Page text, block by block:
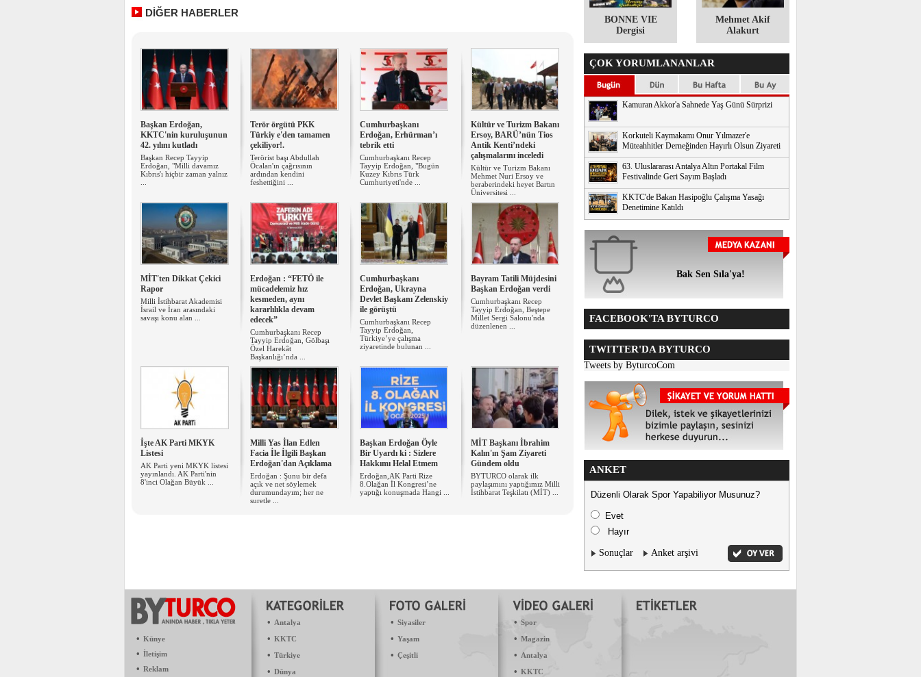
DİĞER HABERLER
Başkan Erdoğan,
KKTC'nin kuruluşunun
42. yılını kutladı
Başkan Recep Tayyip
Erdoğan, "Milli davamız
Kıbrıs'ı hiçbir zaman yalnız
Terör örgütü PKK
Türkiy e'den tamamen
çekiliyor!.
Terörist başı Abdullah
Öcalan'ın çağrısının
ardından kendini
feshettiğini ...
Cumhurbaşkanı
Erdoğan, Erhürman’ı
tebrik etti
Cumhurbaşkanı Recep
Tayyip Erdoğan, "Bugün
Kuzey Kıbrıs Türk
Cumhuriyeti'nde ...
Kültür ve Turizm Bakanı
Ersoy, BARÜ’nün Tios
Antik Kenti’ndeki
çalışmalarını inceledi
Kültür ve Turizm Bakanı
Mehmet Nuri Ersoy ve
beraberindeki heyet Bartın
Üniversitesi ...
MİT'ten Dikkat Çekici
Rapor
Milli İstihbarat Akademisi
İsrail ve İran arasındaki
savaşı konu alan ...
Erdoğan : “FETÖ ile
mücadelemiz hız
kesmeden, aynı
kararlılıkla devam
edecek”
Cumhurbaşkanı Recep
Tayyip Erdoğan, Gölbaşı
Özel Harekât
Başkanlığı’nda ...
Cumhurbaşkanı
Erdoğan, Ukrayna
Devlet Başkanı Zelenskiy
ile görüştü
Cumhurbaşkanı Recep
Tayyip Erdoğan,
Türkiye’ye çalışma
ziyaretinde bulunan ...
Bayram Tatili Müjdesini
Başkan Erdoğan verdi
Cumhurbaşkanı Recep
Tayyip Erdoğan, Beştepe
Millet Sergi Salonu'nda
düzenlenen ...
İşte AK Parti MKYK
Listesi
AK Parti yeni MKYK listesi
yayınlandı. AK Parti'nin
8'inci Olağan Büyük ...
Milli Yas İlan Edlen
Facia İle İlgili Başkan
Erdoğan'dan Açıklama
Erdoğan : Şunu bir defa
açık ve net söylemek
durumundayım; her ne
suretle ...
Başkan Erdoğan Öyle
Bir Uyardı ki : Sizlere
Hakkımı Helal Etmem
Erdoğan,AK Parti Rize
8.Olağan İl Kongresi’ne
yaptığı konuşmada Hangi ...
MİT Başkanı İbrahim
Kalın'ın Şam Ziyareti
Gündem oldu
BYTURCO olarak ilk
paylaşımını yaptığımız Milli
İstihbarat Teşkilatı (MİT) ...
BONNE VIE
Dergisi
​Mehmet Akif
Alakurt
ÇOK YORUMLANANLAR
Kamuran Akkor'a Sahnede Yaş Günü Sürprizi
Korkuteli Kaymakamı Onur Yılmazer'e
Müteahhitler Derneğinden Hayırlı Olsun Ziyareti
63. Uluslararası Antalya Altın Portakal Film
Festivalinde Geri Sayım Başladı
KKTC'de Bakan Hasipoğlu Çalışma Yasağı
Denetimine Katıldı
Bak Sen Sıla'ya!
FACEBOOK'TA BYTURCO
TWITTER'DA BYTURCO
Tweets by ByturcoCom
ANKET
Düzenli Olarak Spor Yapabiliyor Musunuz?
Evet
Hayır
Sonuçlar Anket arşivi
• Künye
• İletişim
• Reklam
• Antalya
• KKTC
• Türkiye
• Dünya
• Siyasiler
• Yaşam
• Çeşitli
• Spor
• Magazin
• Antalya
• KKTC